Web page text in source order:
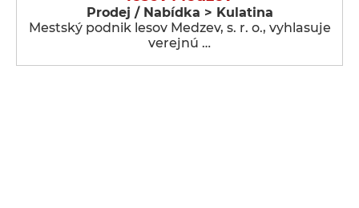
Prodej / Nabídka > Kulatina
Mestský podnik lesov Medzev, s. r. o., vyhlasuje
verejnú …